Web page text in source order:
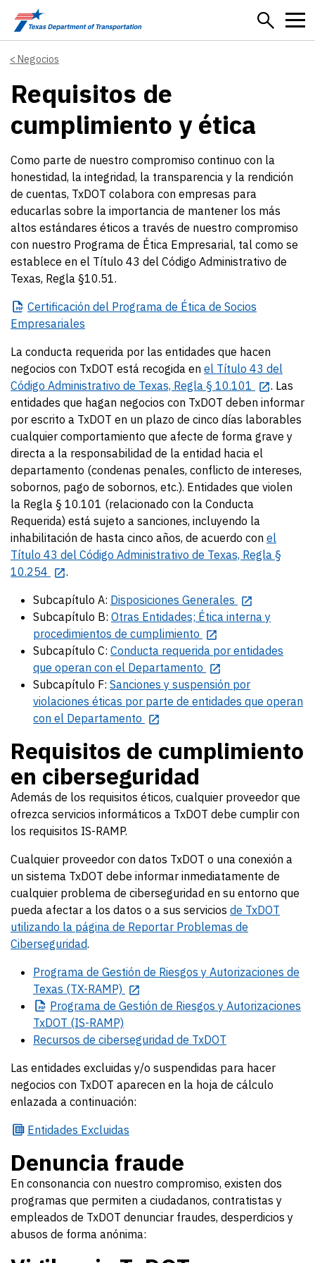
Skip to main content
Negocios
Requisitos de
cumplimiento y ética
Como parte de nuestro compromiso continuo con la
honestidad, la integridad, la transparencia y la rendición
de cuentas, TxDOT colabora con empresas para
educarlas sobre la importancia de mantener los más
altos estándares éticos a través de nuestro compromiso
con nuestro Programa de Ética Empresarial, tal como se
establece en el Título 43 del Código Administrativo de
Texas, Regla §10.51.
Certificación del Programa de Ética de Socios
Empresariales
La conducta requerida por las entidades que hacen
negocios con TxDOT está recogida en el Título 43 del
Código Administrativo de Texas, Regla § 10.101
. Las
entidades que hagan negocios con TxDOT deben informar
por escrito a TxDOT en un plazo de cinco días laborables
cualquier comportamiento que afecte de forma grave y
directa a la responsabilidad de la entidad hacia el
departamento (condenas penales, conflicto de intereses,
sobornos, pago de sobornos, etc.). Entidades que violen
la Regla § 10.101 (relacionado con la Conducta
Requerida) está sujeto a sanciones, incluyendo la
inhabilitación de hasta cinco años, de acuerdo con el
Título 43 del Código Administrativo de Texas, Regla §
10.254
.
Subcapítulo A: Disposiciones Generales
Subcapítulo B: Otras Entidades; Ética interna y
procedimientos de cumplimiento
Subcapítulo C: Conducta requerida por entidades
que operan con el Departamento
Subcapítulo F: Sanciones y suspensión por
violaciones éticas por parte de entidades que operan
con el Departamento
Requisitos de cumplimiento
en ciberseguridad
Además de los requisitos éticos, cualquier proveedor que
ofrezca servicios informáticos a TxDOT debe cumplir con
los requisitos IS-RAMP.
Cualquier proveedor con datos TxDOT o una conexión a
un sistema TxDOT debe informar inmediatamente de
cualquier problema de ciberseguridad en su entorno que
pueda afectar a los datos o a sus servicios de TxDOT
utilizando la página de Reportar Problemas de
Ciberseguridad.
Programa de Gestión de Riesgos y Autorizaciones de
Texas (TX-RAMP)
Programa de Gestión de Riesgos y Autorizaciones
TxDOT (IS-RAMP)
Recursos de ciberseguridad de TxDOT
Las entidades excluidas y/o suspendidas para hacer
negocios con TxDOT aparecen en la hoja de cálculo
enlazada a continuación:
Entidades Excluidas
Denuncia fraude
En consonancia con nuestro compromiso, existen dos
programas que permiten a ciudadanos, contratistas y
empleados de TxDOT denunciar fraudes, desperdicios y
abusos de forma anónima: